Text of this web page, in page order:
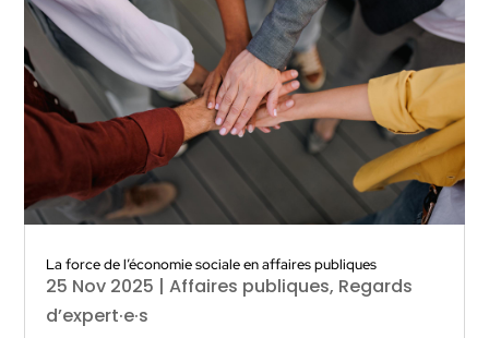
La force de l’économie sociale en affaires publiques
25 Nov 2025 |Affaires publiques, Regards
d’expert·e·s